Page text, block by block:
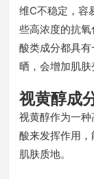
维C不稳定，容
些高浓度的抗
酸类成分都具
晒，会增加肌肤
视黄醇成
视黄醇作为一
酸来发挥作用
肌肤质地。